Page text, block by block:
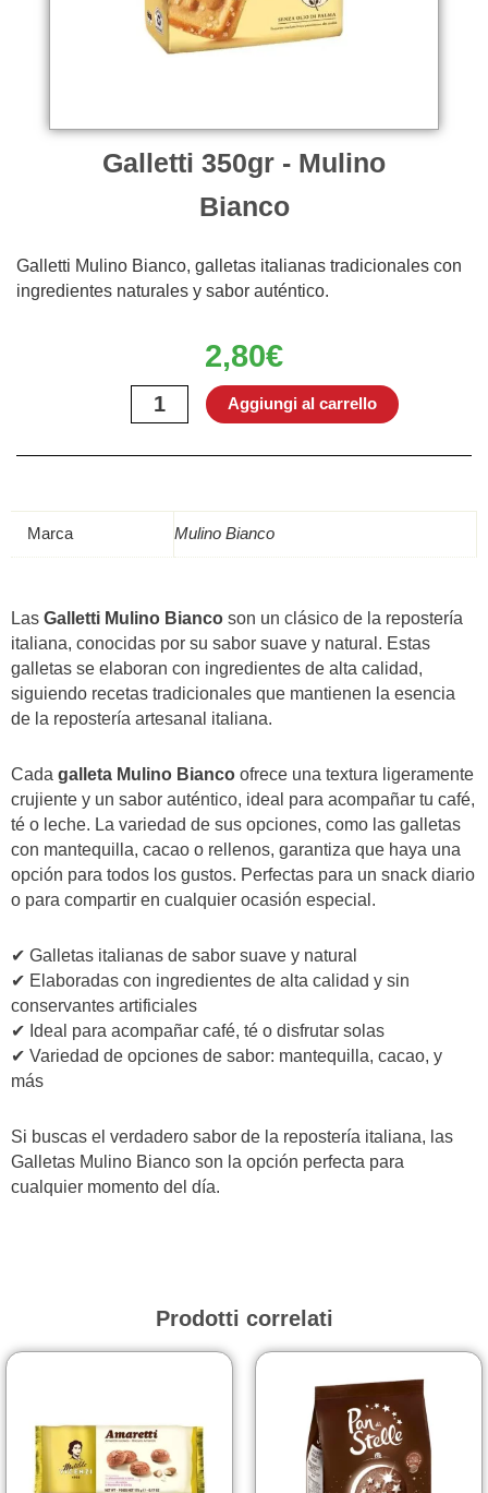
Galletti 350gr - Mulino
Bianco
Galletti Mulino Bianco, galletas italianas tradicionales con
ingredientes naturales y sabor auténtico.
2,80€
Aggiungi al carrello
Marca Mulino Bianco
Las Galletti Mulino Bianco son un clásico de la repostería
italiana, conocidas por su sabor suave y natural. Estas
galletas se elaboran con ingredientes de alta calidad,
siguiendo recetas tradicionales que mantienen la esencia
de la repostería artesanal italiana.
Cada galleta Mulino Bianco ofrece una textura ligeramente
crujiente y un sabor auténtico, ideal para acompañar tu café,
té o leche. La variedad de sus opciones, como las galletas
con mantequilla, cacao o rellenos, garantiza que haya una
opción para todos los gustos. Perfectas para un snack diario
o para compartir en cualquier ocasión especial.
✔ Galletas italianas de sabor suave y natural
✔ Elaboradas con ingredientes de alta calidad y sin
conservantes artificiales
✔ Ideal para acompañar café, té o disfrutar solas
✔ Variedad de opciones de sabor: mantequilla, cacao, y
más
Si buscas el verdadero sabor de la repostería italiana, las
Galletas Mulino Bianco son la opción perfecta para
cualquier momento del día.
Prodotti correlati
prodotto
varianti.